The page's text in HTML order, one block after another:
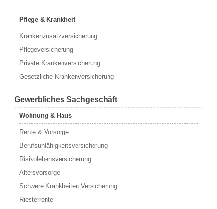
Pflege & Krankheit
Krankenzusatzversicherung
Pflegeversicherung
Private Krankenversicherung
Gesetzliche Krankenversicherung
Gewerbliches Sachgeschäft
Wohnung & Haus
Rente & Vorsorge
Berufs­unfähigkeitsversicherung
Risikolebensversicherung
Altersvorsorge
Schwere Krankheiten Versicherung
Riesterrente